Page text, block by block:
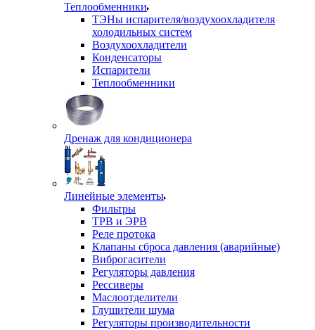
Теплообменники
ТЭНы испарителя/воздухоохладителя
холодильных систем
Воздухоохладители
Конденсаторы
Испарители
Теплообменники
Дренаж для кондиционера
Линейные элементы
Фильтры
ТРВ и ЭРВ
Реле протока
Клапаны сброса давления (аварийные)
Виброгасители
Регуляторы давления
Рессиверы
Маслоотделители
Глушители шума
Регуляторы производительности